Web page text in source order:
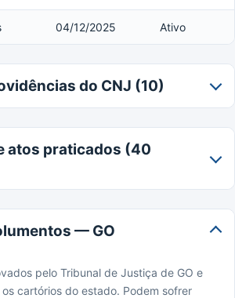
04/12/2025 Ativo
do CNJ (10)
atos praticados (40
— GO
pelo Tribunal de Justiça de GO e
cartórios do estado. Podem sofrer